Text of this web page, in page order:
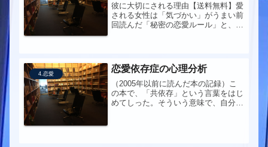
彼に大切にされる理由【送料無料】愛
される女性は「気づかい」がうまい前
回読んだ「秘密の恋愛ルール」と、内
4.恋愛 恋愛依存症の心理分析
（2005年以前に読んだ本の記録）こ
の本で、「共依存」という言葉をはじ
めてしった。そういう意味で、自分に